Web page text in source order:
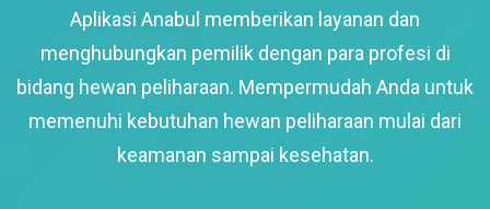
Aplikasi Anabul memberikan layanan dan
menghubungkan pemilik dengan para profesi di
bidang hewan peliharaan. Mempermudah Anda untuk
memenuhi kebutuhan hewan peliharaan mulai dari
keamanan sampai kesehatan.